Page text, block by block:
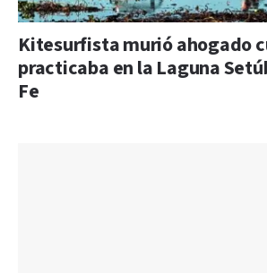
Kitesurfista murió ahogado
practicaba en la Laguna
Fe